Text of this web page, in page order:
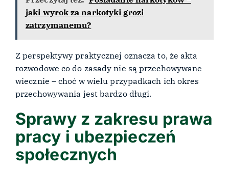
jaki wyrok za narkotyki grozi
zatrzymanemu?
Z perspektywy praktycznej oznacza to, że akta
rozwodowe co do zasady nie są przechowywane
wiecznie – choć w wielu przypadkach ich okres
przechowywania jest bardzo długi.
Sprawy z zakresu prawa
pracy i ubezpieczeń
społecznych